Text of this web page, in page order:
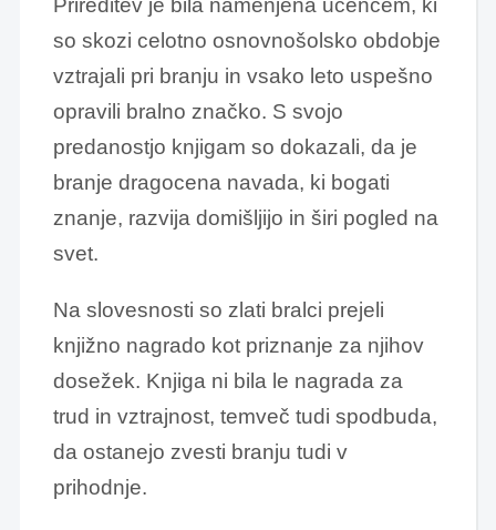
Prireditev je bila namenjena učencem, ki
so skozi celotno osnovnošolsko obdobje
vztrajali pri branju in vsako leto uspešno
opravili bralno značko. S svojo
predanostjo knjigam so dokazali, da je
branje dragocena navada, ki bogati
znanje, razvija domišljijo in širi pogled na
svet.
Na slovesnosti so zlati bralci prejeli
knjižno nagrado kot priznanje za njihov
dosežek. Knjiga ni bila le nagrada za
trud in vztrajnost, temveč tudi spodbuda,
da ostanejo zvesti branju tudi v
prihodnje.